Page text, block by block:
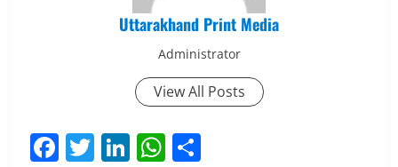
Uttarakhand Print Media
Administrator
View All Posts
Facebook
Twitter
LinkedIn
WhatsApp